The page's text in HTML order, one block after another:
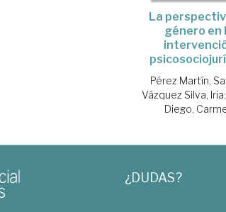
La
género en
Pérez Martín,
Vázquez Silva, Iria;
Diego,
¿DUDAS?